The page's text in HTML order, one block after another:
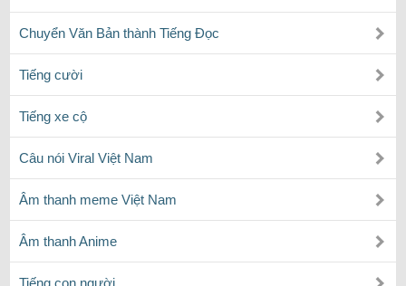
Chuyển Văn Bản thành Tiếng Đọc
Tiếng cười
Tiếng xe cộ
Câu nói Viral Việt Nam
Âm thanh meme Việt Nam
Âm thanh Anime
Tiếng con người